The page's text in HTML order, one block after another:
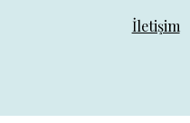
İletişim